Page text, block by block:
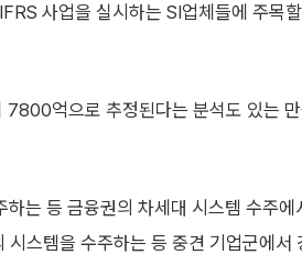
사업을 실시하는 SI업체들에 주목
억으로 추정된다는 분석도 있는
는 등 금융권의 차세대 시스템 수주에
스템을 수주하는 등 중견 기업군에서